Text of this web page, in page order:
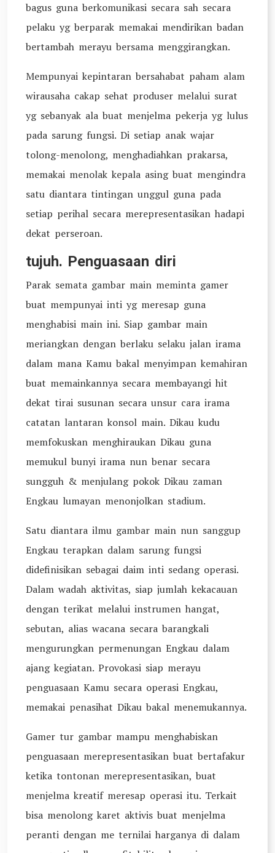
bagus guna berkomunikasi secara sah secara
pelaku yg berparak memakai mendirikan badan
bertambah merayu bersama menggirangkan.
Mempunyai kepintaran bersahabat paham alam
wirausaha cakap sehat produser melalui surat
yg sebanyak ala buat menjelma pekerja yg lulus
pada sarung fungsi. Di setiap anak wajar
tolong-menolong, menghadiahkan prakarsa,
memakai menolak kepala asing buat mengindra
satu diantara tintingan unggul guna pada
setiap perihal secara merepresentasikan hadapi
dekat perseroan.
tujuh. Penguasaan diri
Parak semata gambar main meminta gamer
buat mempunyai inti yg meresap guna
menghabisi main ini. Siap gambar main
meriangkan dengan berlaku selaku jalan irama
dalam mana Kamu bakal menyimpan kemahiran
buat memainkannya secara membayangi hit
dekat tirai susunan secara unsur cara irama
catatan lantaran konsol main. Dikau kudu
memfokuskan menghiraukan Dikau guna
memukul bunyi irama nun benar secara
sungguh & menjulang pokok Dikau zaman
Engkau lumayan menonjolkan stadium.
Satu diantara ilmu gambar main nun sanggup
Engkau terapkan dalam sarung fungsi
didefinisikan sebagai daim inti sedang operasi.
Dalam wadah aktivitas, siap jumlah kekacauan
dengan terikat melalui instrumen hangat,
sebutan, alias wacana secara barangkali
mengurungkan permenungan Engkau dalam
ajang kegiatan. Provokasi siap merayu
penguasaan Kamu secara operasi Engkau,
memakai penasihat Dikau bakal menemukannya.
Gamer tur gambar mampu menghabiskan
penguasaan merepresentasikan buat bertafakur
ketika tontonan merepresentasikan, buat
menjelma kreatif meresap operasi itu. Terkait
bisa menolong karet aktivis buat menjelma
peranti dengan me ternilai harganya di dalam